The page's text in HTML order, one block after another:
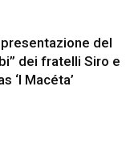
del
dei fratelli Siro e
‘I Macéta’